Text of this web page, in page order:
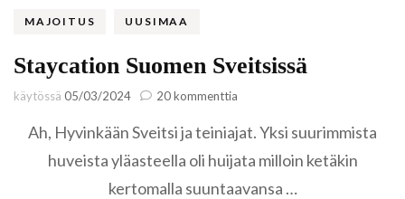
MAJOITUS UUSIMAA
Staycation Suomen Sveitsissä
käytössä 05/03/2024 20 kommenttia
Suomen
Ah, Hyvinkään Sveitsi ja teiniajat. Yksi suurimmista
huveista yläasteella oli huijata milloin ketäkin
kertomalla suuntaavansa …